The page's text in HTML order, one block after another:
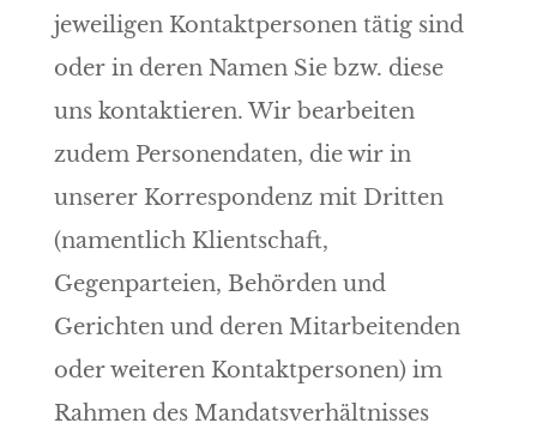
jeweiligen Kontaktpersonen tätig sind
oder in deren Namen Sie bzw. diese
uns kontaktieren. Wir bearbeiten
zudem Personendaten, die wir in
unserer Korrespondenz mit Dritten
(namentlich Klientschaft,
Gegenparteien, Behörden und
Gerichten und deren Mitarbeitenden
oder weiteren Kontaktpersonen) im
Rahmen des Mandatsverhältnisses